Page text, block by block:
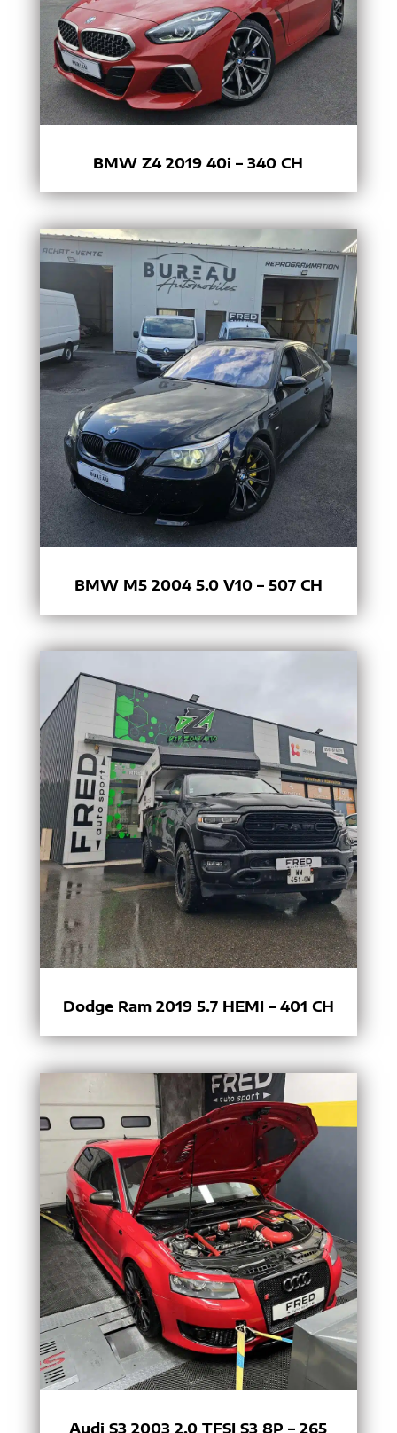
BMW Z4 2019 40i – 340 CH
BMW M5 2004 5.0 V10 – 507 CH
Dodge Ram 2019 5.7 HEMI – 401 CH
Audi S3 2003 2.0 TFSI S3 8P – 265